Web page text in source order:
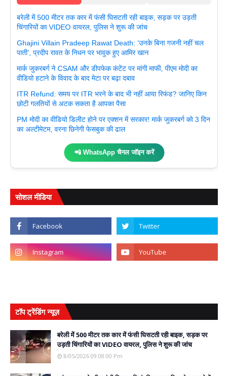
बरेली में 500 मीटर तक कार में फंसी घिसटती रही बाइक, सड़क पर उड़ती
चिंगारियों का VIDEO वायरल, पुलिस ने शुरू की जांच
Ghajini Villain Pradeep Rawat Death: ‘उनके बिना गजनी नहीं चल
पाती’, प्रदीप रावत के निधन पर भावुक हुए आमिर खान
मार्क जुकरबर्ग ने CSAM और डीपफेक कंटेंट पर मांगी माफी, पीएम मोदी का
वीडियो हटाने के विवाद के बाद मेटा पर बढ़ा दबाव
ITR Refund: समय पर ITR भरने के बाद भी नहीं आया रिफंड? जानिए किन
छोटी गलतियों से अटक सकता है आपका पैसा
PM मोदी का वीडियो डिलीट होने पर एक्शन में सरकार! मार्क जुकरबर्ग को 3 दिन
का अल्टीमेटम, वरना छिनेगी फेसबुक की ढाल
📲 WhatsApp चैनल जॉइन करें
सोशल मीडिया
टॉप ट्रेंडिंग न्यूज़
बरेली में 500 मीटर तक कार में फंसी घिसटती रही बाइक, सड़क पर
उड़ती चिंगारियों का VIDEO वायरल, पुलिस ने शुरू की जांच
8/05/2026 09:08:00 Pm